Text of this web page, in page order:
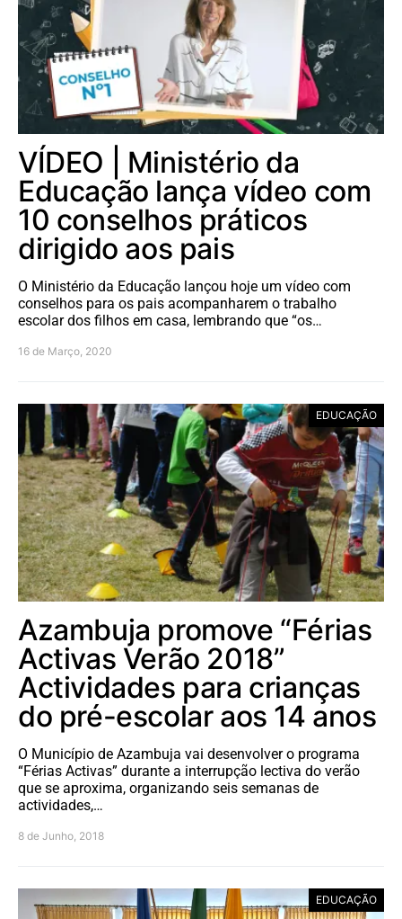
VÍDEO | Ministério da
Educação lança vídeo com
10 conselhos práticos
dirigido aos pais
O Ministério da Educação lançou hoje um vídeo com
conselhos para os pais acompanharem o trabalho
escolar dos filhos em casa, lembrando que “os…
16 de Março, 2020
EDUCAÇÃO
Azambuja promove “Férias
Activas Verão 2018”
Actividades para crianças
do pré-escolar aos 14 anos
O Município de Azambuja vai desenvolver o programa
“Férias Activas” durante a interrupção lectiva do verão
que se aproxima, organizando seis semanas de
actividades,…
8 de Junho, 2018
EDUCAÇÃO